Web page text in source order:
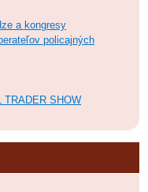
a kongresy
policajných
TRADER SHOW